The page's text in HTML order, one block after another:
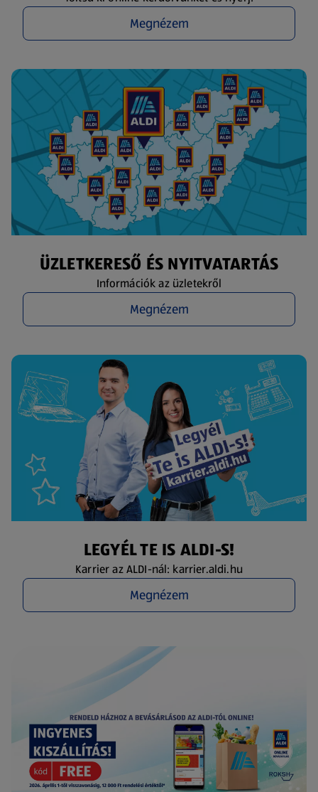
Megnézem
ÜZLETKERESŐ ÉS NYITVATARTÁS
Információk az üzletekről
Megnézem
LEGYÉL TE IS ALDI-S!
Karrier az ALDI-nál: karrier.aldi.hu
Megnézem